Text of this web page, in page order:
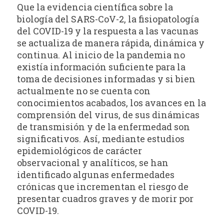
Que la evidencia científica sobre la
biología del SARS-CoV-2, la fisiopatología
del COVID-19 y la respuesta a las vacunas
se actualiza de manera rápida, dinámica y
continua. Al inicio de la pandemia no
existía información suficiente para la
toma de decisiones informadas y si bien
actualmente no se cuenta con
conocimientos acabados, los avances en la
comprensión del virus, de sus dinámicas
de transmisión y de la enfermedad son
significativos. Así, mediante estudios
epidemiológicos de carácter
observacional y analíticos, se han
identificado algunas enfermedades
crónicas que incrementan el riesgo de
presentar cuadros graves y de morir por
COVID-19.